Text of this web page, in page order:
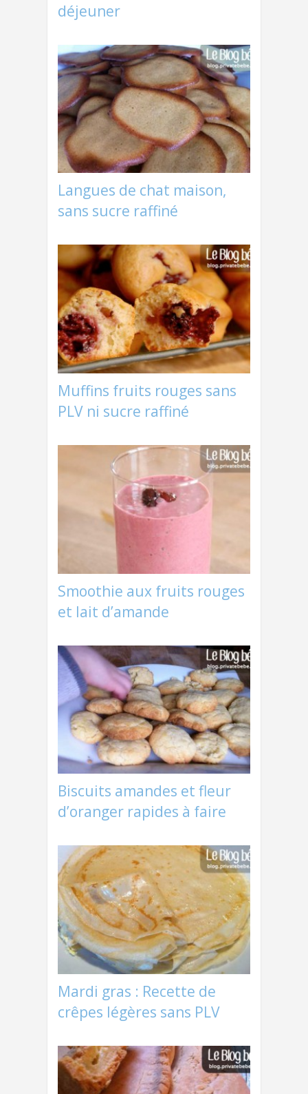
déjeuner
Langues de chat maison,
sans sucre raffiné
Muffins fruits rouges sans
PLV ni sucre raffiné
Smoothie aux fruits rouges
et lait d’amande
Biscuits amandes et fleur
d’oranger rapides à faire
Mardi gras : Recette de
crêpes légères sans PLV